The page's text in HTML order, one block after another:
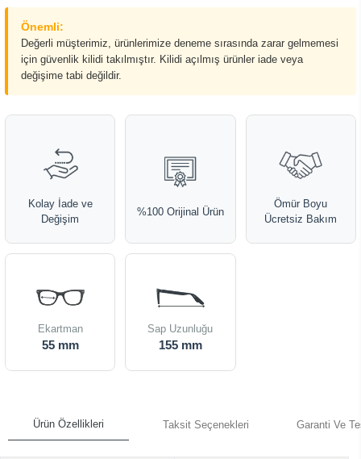
Önemli:
Değerli müşterimiz, ürünlerimize deneme sırasında zarar gelmemesi
için güvenlik kilidi takılmıştır. Kilidi açılmış ürünler iade veya
değişime tabi değildir.
Kolay İade ve
Değişim
%100 Orijinal Ürün
Ömür Boyu
Ücretsiz Bakım
Ekartman
55 mm
Sap Uzunluğu
155 mm
Ürün Özellikleri Taksit Seçenekleri Garanti Ve